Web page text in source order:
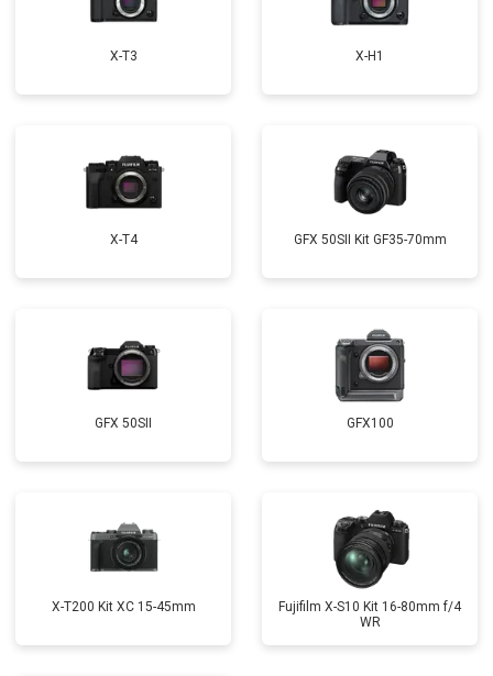
X-T3 X-H1
X-T4 GFX 50SII Kit GF35-70mm
GFX 50SII GFX100
X-T200 Kit XC 15-45mm
Fujifilm X-S10 Kit 16-80mm f/4
WR